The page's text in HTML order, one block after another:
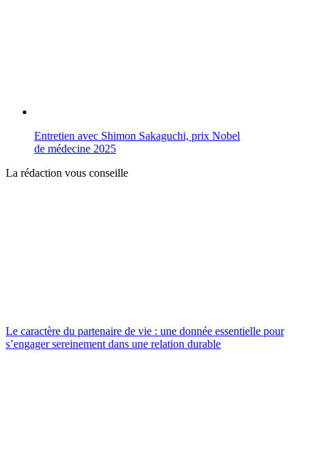
Entretien avec Shimon Sakaguchi, prix Nobel
de médecine 2025
La rédaction vous conseille
Le caractère du partenaire de vie : une donnée essentielle pour
s’engager sereinement dans une relation durable